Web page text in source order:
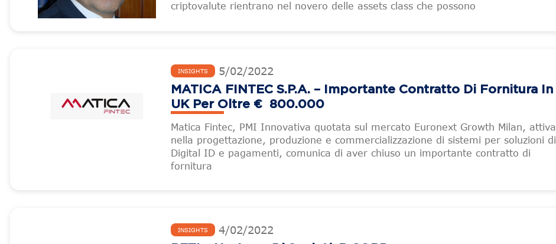
criptovalute rientrano nel novero delle assets class che possono
INSIGHTS 5/02/2022
MATICA FINTEC S.p.A. – Importante Contratto Di Fornitura In
UK Per Oltre € 800.000
Matica Fintec, PMI Innovativa quotata sul mercato Euronext Growth Milan, attiva
nella progettazione, produzione e commercializzazione di sistemi per soluzioni di
Digital ID e pagamenti, comunica di aver chiuso un importante contratto di
fornitura
INSIGHTS 4/02/2022